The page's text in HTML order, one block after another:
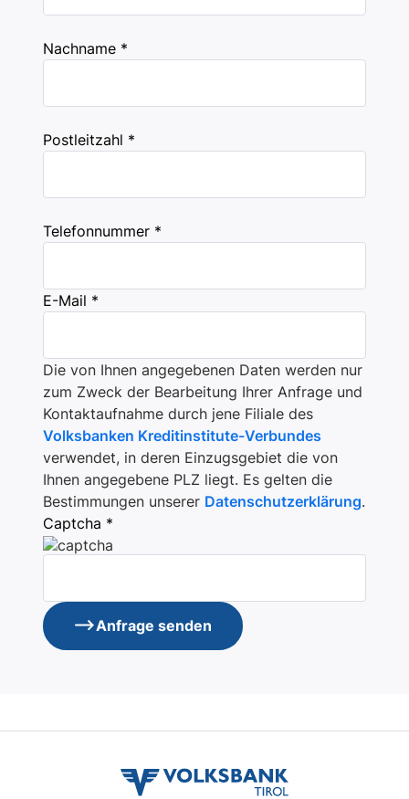
Nachname *
Postleitzahl *
Telefonnummer *
E-Mail *
Die von Ihnen angegebenen Daten werden nur
zum Zweck der Bearbeitung Ihrer Anfrage und
Kontaktaufnahme durch jene Filiale des
Volksbanken Kreditinstitute-Verbundes
verwendet, in deren Einzugsgebiet die von
Ihnen angegebene PLZ liegt. Es gelten die
Bestimmungen unserer Datenschutzerklärung.
Captcha *
Anfrage senden
volksbank